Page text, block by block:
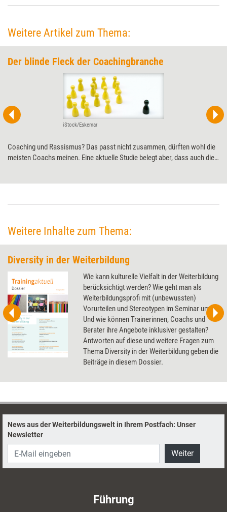
Weitere Artikel zum Thema:
Der blinde Fleck der Coachingbranche
iStock/Eskemar
Coaching und Rassismus? Das passt nicht zusammen, dürften wohl die
meisten Coachs meinen. Eine aktuelle Studie belegt aber, dass auch die
Weitere Inhalte zum Thema:
Diversity in der Weiterbildung
Wie kann kulturelle Vielfalt in der Weiterbildung
berücksichtigt werden? Wie geht man als
Weiterbildungsprofi mit (unbewussten)
Vorurteilen und Stereotypen im Seminar um?
Und wie können Trainerinnen, Coachs und
Berater ihre Angebote inklusiver gestalten?
Antworten auf diese und weitere Fragen zum
Thema Diversity in der Weiterbildung geben die
Beiträge in diesem Dossier.
News aus der Weiterbildungswelt in Ihrem Postfach: Unser
Newsletter
Weiter
Führung